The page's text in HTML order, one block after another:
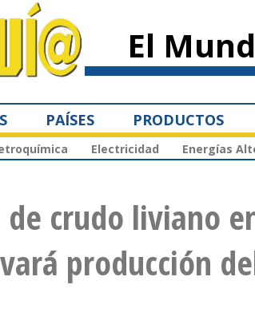
El
PAÍSES PRODUCTOS
Electricidad Energías
crudo liviano
producción